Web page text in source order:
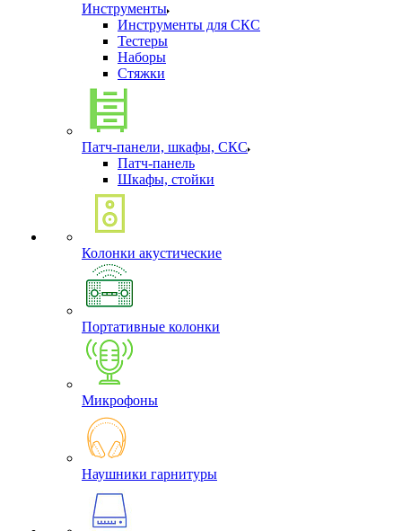
Инструменты
Инструменты для СКС
Тестеры
Наборы
Стяжки
Патч-панели, шкафы, СКС
Патч-панель
Шкафы, стойки
Колонки акустические
Портативные колонки
Микрофоны
Наушники гарнитуры